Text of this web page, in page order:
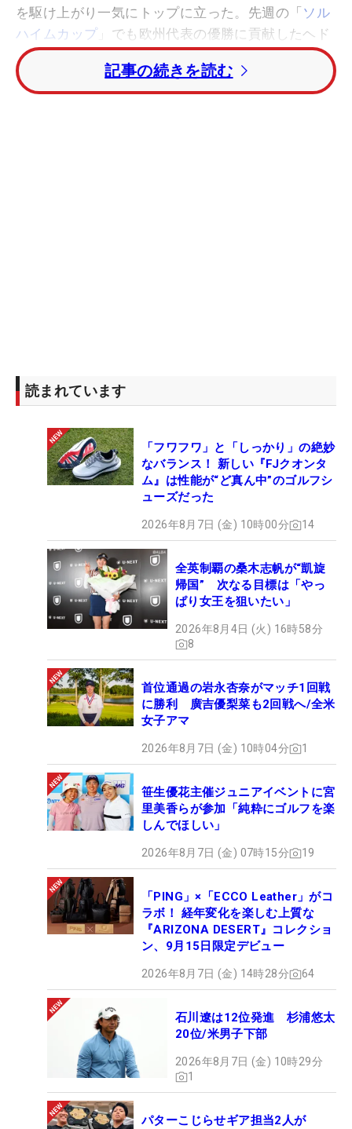
を駆け上がり一気にトップに立った。先週の「 ソル
ハイムカップ」でも欧州代表の優勝に貢献したヘド
バル。その好調を今週もキープしている。すでに欧
州女子ツアーでは5勝を挙げているが、米国女子ツ
アーではいまだ未勝利。この勢いで米国女子ツアー
上田桃子
む。
【3日目の結果】
1位：キャロライン・ヘドバル （-10）
2位T：リディア・コー（-9）
スーザン・ペターセン（-9）
キム・インキョン（-8）
4位T：ブリタニー・リンシコム（-8）
6位T：ポーラ・クリーマー（-7）
6位T：カリン・イシェール（-7）
6位T：ゲリナ・ピラー（-7）
9位T：ジェシカ・コルダ （-6）
9位T：キャロライン・マッソン（-6）他2名
20位T：宮里美香（-3）他5名
29位T：宮里藍（-2）他2名
記事の続きを読む
読まれています
「フワフワ」と「しっかり」の絶妙
なバランス！ 新しい『FJクオンタ
ム』は性能が“ど真ん中”のゴルフシ
ューズだった
2026年8月7日 (金) 10時00分 14
全英制覇の桑木志帆が“凱旋
帰国” 次なる目標は「やっ
ぱり女王を狙いたい」
2026年8月4日 (火) 16時58分
8
首位通過の岩永杏奈がマッチ1回戦
に勝利 廣吉優梨菜も2回戦へ/全米
女子アマ
2026年8月7日 (金) 10時04分 1
笹生優花主催ジュニアイベントに宮
里美香らが参加「純粋にゴルフを楽
しんでほしい」
2026年8月7日 (金) 07時15分 19
「PING」×「ECCO Leather」がコ
ラボ！ 経年変化を楽しむ上質な
『ARIZONA DESERT』コレクショ
ン、9月15日限定デビュー
2026年8月7日 (金) 14時28分 64
石川遼は12位発進 杉浦悠太
20位/米男子下部
2026年8月7日 (金) 10時29分
1
パターこじらせギア担当2人が